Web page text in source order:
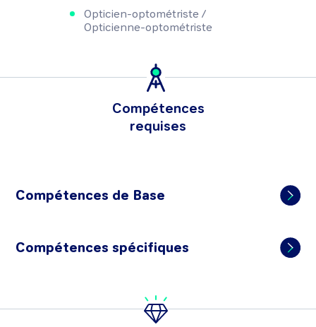
Opticien-optométriste /
Opticienne-optométriste
Compétences
requises
Compétences de Base
Compétences spécifiques